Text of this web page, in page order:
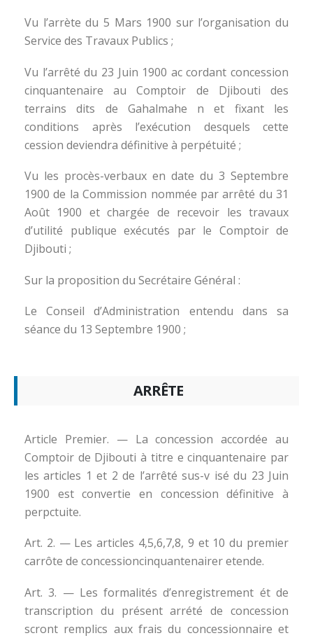
Vu l’arrète du 5 Mars 1900 sur l’organisation du
Service des Travaux Publics ;
Vu l’arrêté du 23 Juin 1900 ac cordant concession
cinquantenaire au Comptoir de Djibouti des
terrains dits de Gahalmahe n et fixant les
conditions après l’exécution desquels cette
cession deviendra définitive à perpétuité ;
Vu les procès-verbaux en date du 3 Septembre
1900 de la Commission nommée par arrêté du 31
Août 1900 et chargée de recevoir les travaux
d’utilité publique exécutés par le Comptoir de
Djibouti ;
Sur la proposition du Secrétaire Général :
Le Conseil d’Administration entendu dans sa
séance du 13 Septembre 1900 ;
ARRÊTE
Article Premier. — La concession accordée au
Comptoir de Djibouti à titre e cinquantenaire par
les articles 1 et 2 de l’arrêté sus-v isé du 23 Juin
1900 est convertie en concession définitive à
perpctuite.
Art. 2. — Les articles 4,5,6,7,8, 9 et 10 du premier
carrôte de concessioncinquantenairer etende.
Art. 3. — Les formalités d’enregistrement ét de
transcription du présent arrété de concession
scront remplics aux frais du concessionnaire et